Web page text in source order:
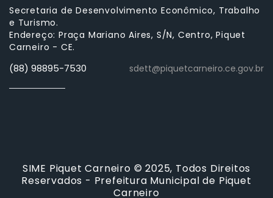
Secretaria de Desenvolvimento Econômico, Trabalho
e Turismo.
Endereço: Praça Mariano Aires, S/N, Centro, Piquet
Carneiro - CE.
(88) 98895-7530 sdett@piquetcarneiro.ce.gov.br
SIME Piquet Carneiro © 2025, Todos Direitos
Reservados - Prefeitura Municipal de Piquet
Carneiro